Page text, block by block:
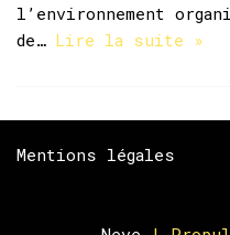
l’environnement
de… Lire la suite »
Mentions légales